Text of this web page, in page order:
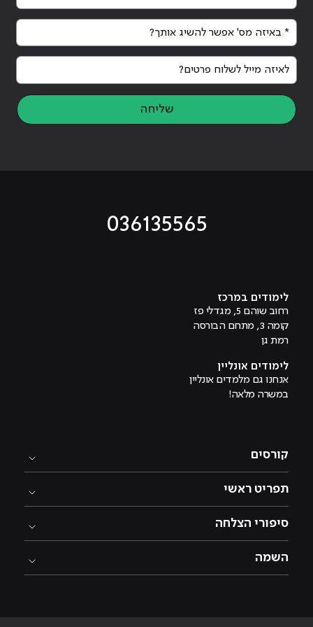
* באיזה מס' אפשר להשיג אותך?
לאיזה מייל לשלוח פרטים?
שליחה
036135565
לימודים במרכז
רחוב שוהם 5, מגדלי פז
קומה 3, מתחם הבורסה
רמת גן
לימודים אונליין
אנחנו גם מלמדים אונליין
במשרה מלאה!
קורסים
תפריט ראשי
סיפורי הצלחה
השמה